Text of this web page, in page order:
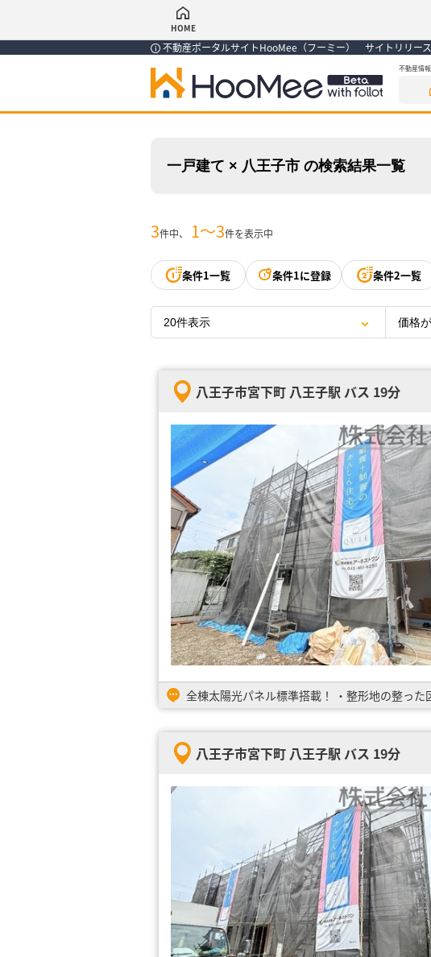
HOME
不動産ポータルサイトHooMee（フーミー） サイトリリース
不動産情
一戸建て × 八王子市 の検索結果一覧
3件中、 1〜3件を表示中
条件1一覧 条件1に登録 条件2一覧
八王子市宮下町 八王子駅 バス 19分
八王子市宮下町 八王子駅 バス 19分